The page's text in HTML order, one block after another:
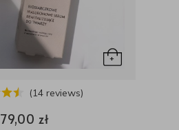
(14 reviews)
79,00 zł